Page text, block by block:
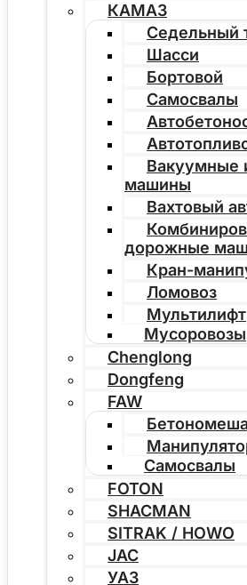
КАМАЗ
Седельный
Шасси
Бортовой
Самосвалы
Вакуумные
машины
Вахтовый
дорожные
Кран-
Ломовоз
Мультилифт
Мусоровозы
Chenglong
Dongfeng
FAW
Самосвалы
FOTON
SHACMAN
SITRAK / HOWO
JAC
УАЗ